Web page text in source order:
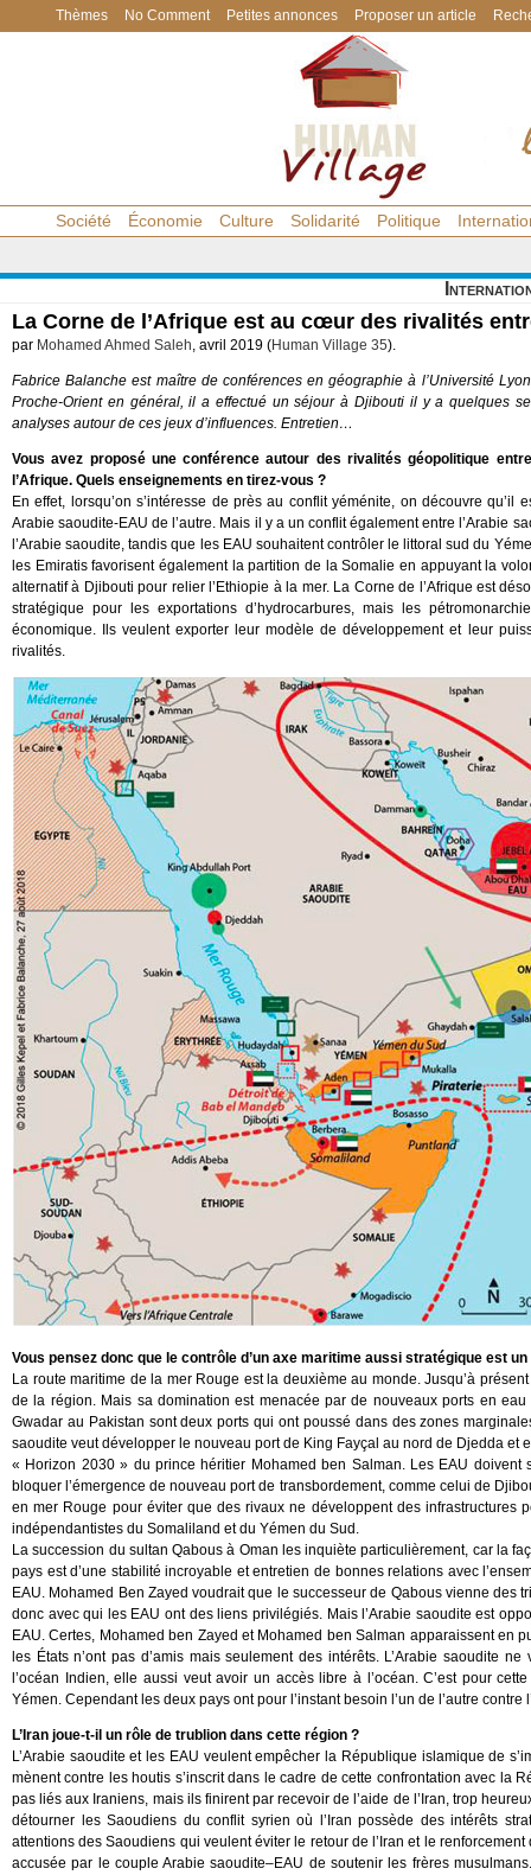
Thèmes No Comment Petites annonces Proposer un article
Société Économie Culture Solidarité Politique
La Corne de l’Afrique est au cœur des rivalités
par Mohamed Ahmed Saleh, avril 2019 (Human Village 35).
Fabrice Balanche est maître de conférences en géographie à l’Université
Proche-Orient en général, il a effectué un séjour à Djibouti il y a quelques
analyses autour de ces jeux d’influences. Entretien…
Vous avez proposé une conférence autour des rivalités géopolitique
l’Afrique. Quels enseignements en tirez-vous ?
En effet, lorsqu’on s’intéresse de près au conflit yéménite, on découvre
Arabie saoudite-EAU de l’autre. Mais il y a un conflit également entre l’Arabie
l’Arabie saoudite, tandis que les EAU souhaitent contrôler le littoral sud du
les Emiratis favorisent également la partition de la Somalie en appuyant la
alternatif à Djibouti pour relier l’Ethiopie à la mer. La Corne de l’Afrique est
stratégique pour les exportations d’hydrocarbures, mais les
économique. Ils veulent exporter leur modèle de développement et leur
rivalités.
Vous pensez donc que le contrôle d’un axe maritime aussi stratégique est
La route maritime de la mer Rouge est la deuxième au monde. Jusqu’à
de la région. Mais sa domination est menacée par de nouveaux ports en
Gwadar au Pakistan sont deux ports qui ont poussé dans des zones
saoudite veut développer le nouveau port de King Fayçal au nord de Djedda
« Horizon 2030 » du prince héritier Mohamed ben Salman. Les EAU
bloquer l’émergence de nouveau port de transbordement, comme celui de
en mer Rouge pour éviter que des rivaux ne développent des infrastructures
indépendantistes du Somaliland et du Yémen du Sud.
La succession du sultan Qabous à Oman les inquiète particulièrement, car la
pays est d’une stabilité incroyable et entretien de bonnes relations avec
EAU. Mohamed Ben Zayed voudrait que le successeur de Qabous vienne des
donc avec qui les EAU ont des liens privilégiés. Mais l’Arabie saoudite est
EAU. Certes, Mohamed ben Zayed et Mohamed ben Salman apparaissent en
les États n’ont pas d’amis mais seulement des intérêts. L’Arabie saoudite
l’océan Indien, elle aussi veut avoir un accès libre à l’océan. C’est pour
Yémen. Cependant les deux pays ont pour l’instant besoin l’un de l’autre contre
L’Iran joue-t-il un rôle de trublion dans cette région ?
L’Arabie saoudite et les EAU veulent empêcher la République islamique de
mènent contre les houtis s’inscrit dans le cadre de cette confrontation avec la
pas liés aux Iraniens, mais ils finirent par recevoir de l’aide de l’Iran, trop
détourner les Saoudiens du conflit syrien où l’Iran possède des intérêts
attentions des Saoudiens qui veulent éviter le retour de l’Iran et le
accusée par le couple Arabie saoudite–EAU de soutenir les frères